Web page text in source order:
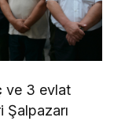
ve 3 evlat
Şalpazarı